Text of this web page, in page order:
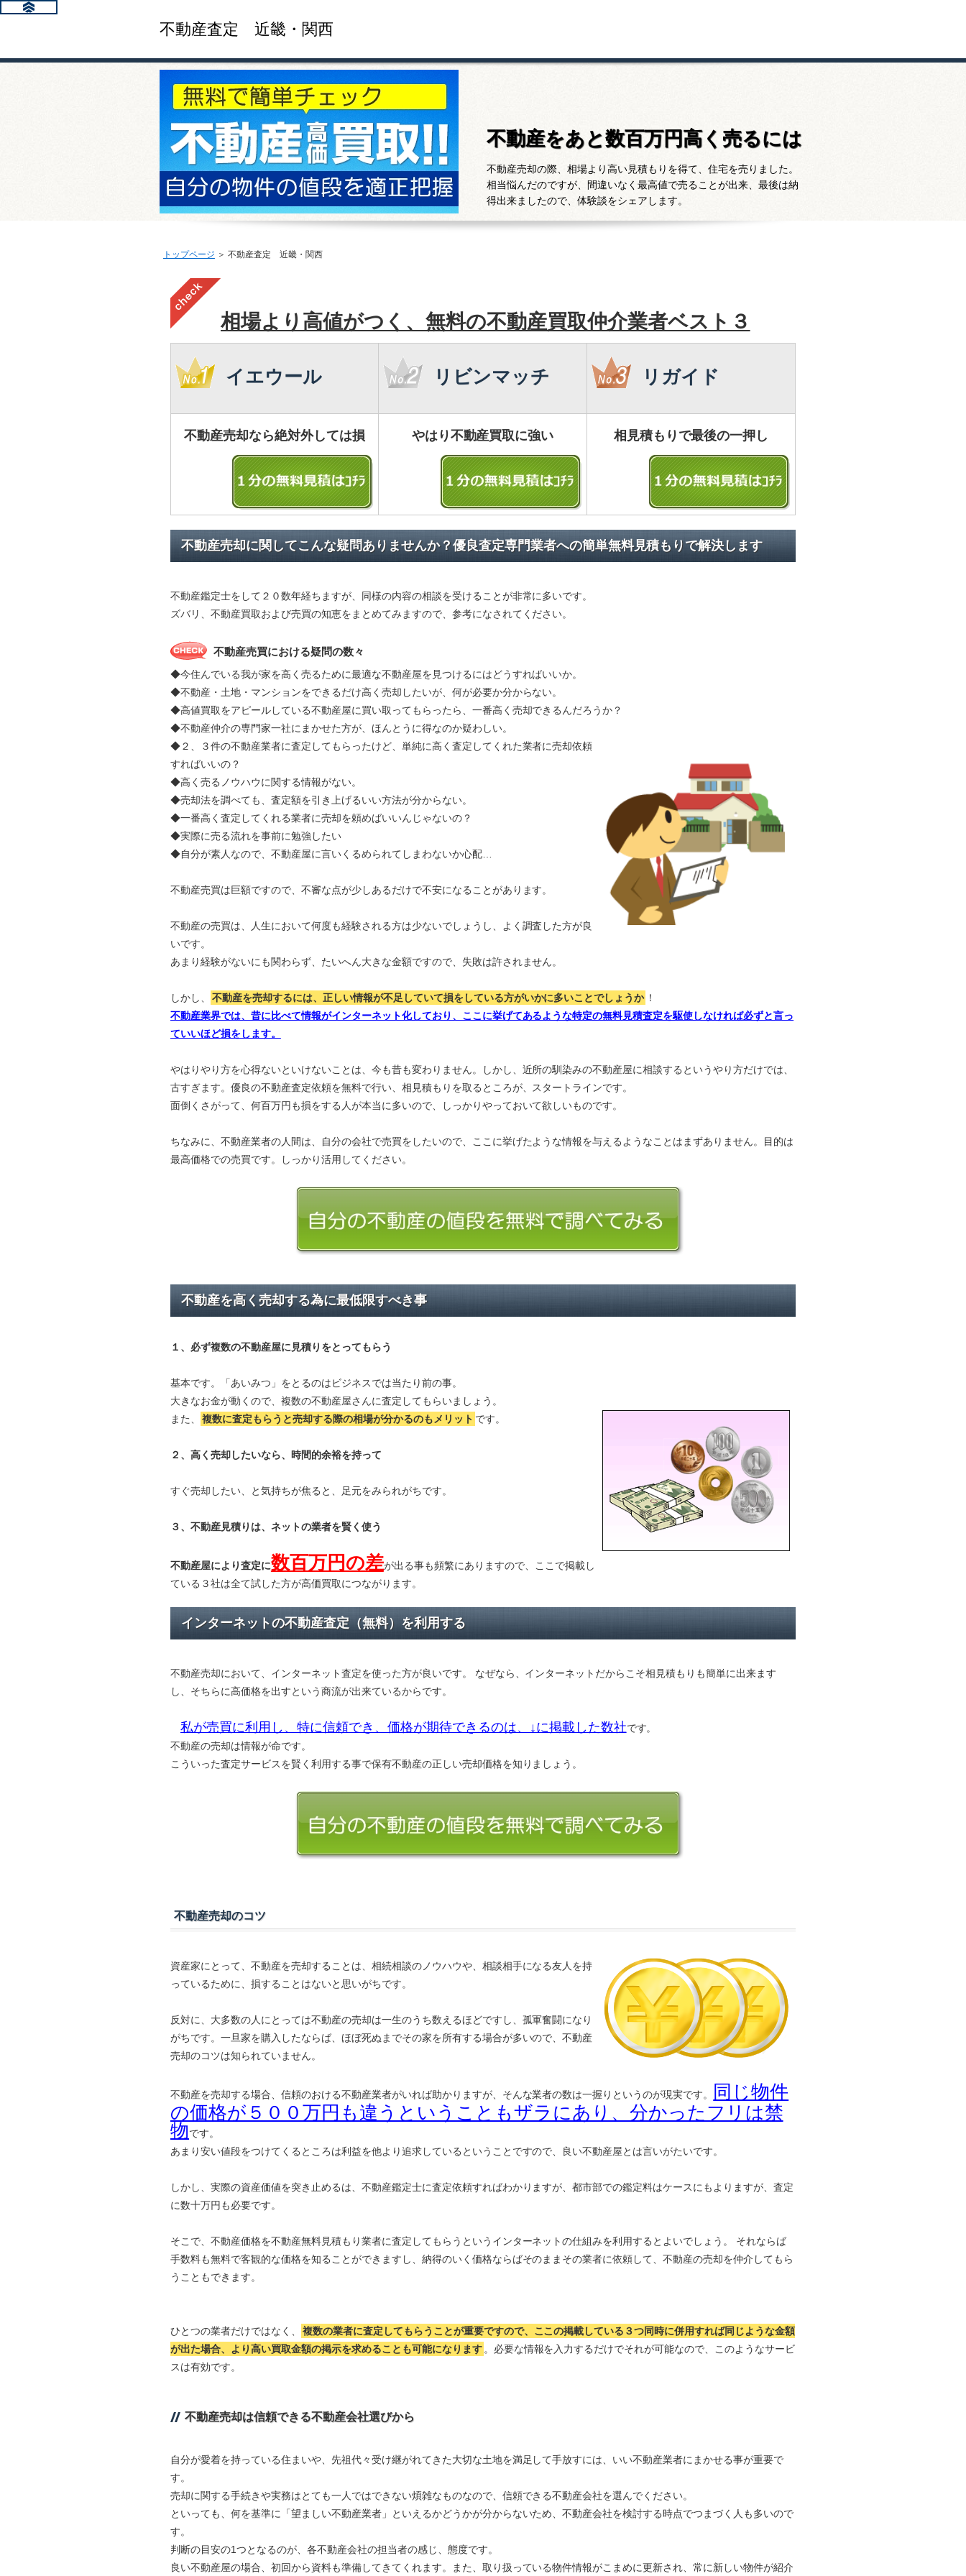
不動産査定 近畿・関西
不動産をあと数百万円高く売るには
不動産売却の際、相場より高い見積もりを得て、住宅を売りました。
相当悩んだのですが、間違いなく最高値で売ることが出来、最後は納
得出来ましたので、体験談をシェアします。
トップページ ＞ 不動産査定 近畿・関西
相場より高値がつく、無料の不動産買取仲介業者ベスト３
イエウール リビンマッチ リガイド
不動産売却なら絶対外しては損 やはり不動産買取に強い 相見積もりで最後の一押し
不動産売却に関してこんな疑問ありませんか？優良査定専門業者への簡単無料見積もりで解決します
不動産鑑定士をして２０数年経ちますが、同様の内容の相談を受けることが非常に多いです。
ズバリ、不動産買取および売買の知恵をまとめてみますので、参考になされてください。
不動産売買における疑問の数々
◆今住んでいる我が家を高く売るために最適な不動産屋を見つけるにはどうすればいいか。
◆不動産・土地・マンションをできるだけ高く売却したいが、何が必要か分からない。
◆高値買取をアピールしている不動産屋に買い取ってもらったら、一番高く売却できるんだろうか？
◆不動産仲介の専門家一社にまかせた方が、ほんとうに得なのか疑わしい。
◆２、３件の不動産業者に査定してもらったけど、単純に高く査定してくれた業者に売却依頼
すればいいの？
◆高く売るノウハウに関する情報がない。
◆売却法を調べても、査定額を引き上げるいい方法が分からない。
◆一番高く査定してくれる業者に売却を頼めばいいんじゃないの？
◆実際に売る流れを事前に勉強したい
◆自分が素人なので、不動産屋に言いくるめられてしまわないか心配…
不動産売買は巨額ですので、不審な点が少しあるだけで不安になることがあります。
不動産の売買は、人生において何度も経験される方は少ないでしょうし、よく調査した方が良
いです。
あまり経験がないにも関わらず、たいへん大きな金額ですので、失敗は許されません。
しかし、 不動産を売却するには、正しい情報が不足していて損をしている方がいかに多いことでしょうか ！
不動産業界では、昔に比べて情報がインターネット化しており、ここに挙げてあるような特定の無料見積査定を駆使しなければ必ずと言っ
ていいほど損をします。
やはりやり方を心得ないといけないことは、今も昔も変わりません。しかし、近所の馴染みの不動産屋に相談するというやり方だけでは、
古すぎます。優良の不動産査定依頼を無料で行い、相見積もりを取るところが、スタートラインです。
面倒くさがって、何百万円も損をする人が本当に多いので、しっかりやっておいて欲しいものです。
ちなみに、不動産業者の人間は、自分の会社で売買をしたいので、ここに挙げたような情報を与えるようなことはまずありません。目的は
最高価格での売買です。しっかり活用してください。
不動産を高く売却する為に最低限すべき事
１、必ず複数の不動産屋に見積り をとってもらう
基本です。「あいみつ」をとるのはビジネスでは当たり前の事。
大きなお金が動くので、複数の不動産屋さんに査定してもらいましょう。
また、
複数に査定もらうと売却する際の相場が分かるのもメリット です。
２、高く売却したいなら、時間的余裕を持って
すぐ売却したい、と気持ちが焦ると、足元をみられがちです。
３、不動産見積りは、ネットの業者を賢く使う
不動産屋により査定に数百万円の差が出る事も頻繁にありますので、ここで掲載し
ている３社は全て試した方が高価買取につながります。
インターネットの不動産査定（無料）を利用する
不動産売却において、インターネット査定を使った方が良いです。 なぜなら、インターネットだからこそ相見積もりも簡単に出来ます
し、そちらに高価格を出すという商流が出来ているからです。
私が売買に利用し、特に信頼でき、価格が期待できるのは、↓に掲載した数社です。
不動産の売却は情報が命です。
こういった査定サービスを賢く利用する事で保有不動産の正しい売却価格を知りましょう。
不動産売却のコツ
資産家にとって、不動産を売却することは、相続相談のノウハウや、相談相手になる友人を持
っているために、損することはないと思いがちです。
反対に、大多数の人にとっては不動産の売却は一生のうち数えるほどですし、孤軍奮闘になり
がちです。一旦家を購入したならば、ほぼ死ぬまでその家を所有する場合が多いので、不動産
売却のコツは知られていません。
不動産を売却する場合、信頼のおける不動産業者がいれば助かりますが、そんな業者の数は一握りというのが現実です。
同じ物件
の価格が５００万円も違うということもザラにあり、分かったフリは禁
物です。
あまり安い値段をつけてくるところは利益を他より追求しているということですので、良い不動産屋とは言いがたいです。
しかし、実際の資産価値を突き止めるは、不動産鑑定士に査定依頼すればわかりますが、都市部での鑑定料はケースにもよりますが、査定
に数十万円も必要です。
そこで、不動産価格を不動産無料見積もり業者に査定してもらうというインターネットの仕組みを利用するとよいでしょう。 それならば
手数料も無料で客観的な価格を知ることができますし、納得のいく価格ならばそのままその業者に依頼して、不動産の売却を仲介してもら
うこともできます。
ひとつの業者だけではなく、
複数の業者に査定してもらうことが重要ですので、ここの掲載している３つ同時に併用すれば同じような金額
が出た場合、より高い買取金額の掲示を求めることも可能になります 。必要な情報を入力するだけでそれが可能なので、このようなサービ
スは有効です。
不動産売却は信頼できる不動産会社選びから
自分が愛着を持っている住まいや、先祖代々受け継がれてきた大切な土地を満足して手放すには、いい不動産業者にまかせる事が重要で
す。
売却に関する手続きや実務はとても一人ではできない煩雑なものなので、信頼できる不動産会社を選んでください。
といっても、何を基準に「望ましい不動産業者」といえるかどうかが分からないため、不動産会社を検討する時点でつまづく人も多いので
す。
判断の目安の1つとなるのが、各不動産会社の担当者の感じ、態度です。
良い不動産屋の場合、初回から資料も準備してきてくれます。また、取り扱っている物件情報がこまめに更新され、常に新しい物件が紹介